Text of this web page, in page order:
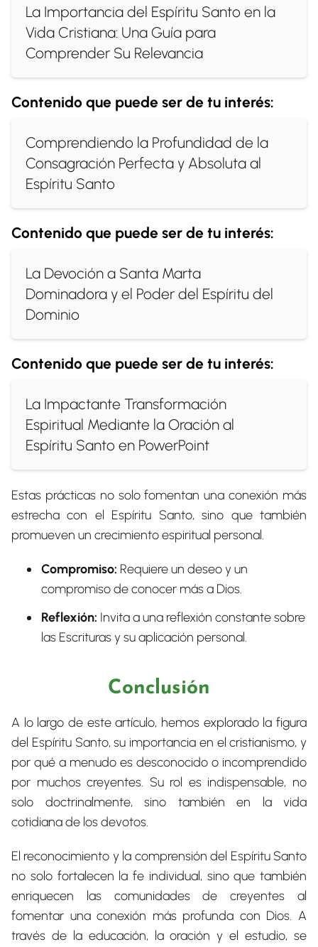
La Importancia del Espíritu Santo en la
Vida Cristiana: Una Guía para
Comprender Su Relevancia
Contenido que puede ser de tu interés:
Comprendiendo la Profundidad de la
Consagración Perfecta y Absoluta al
Espíritu Santo
Contenido que puede ser de tu interés:
La Devoción a Santa Marta
Dominadora y el Poder del Espíritu del
Dominio
Contenido que puede ser de tu interés:
La Impactante Transformación
Espiritual Mediante la Oración al
Espíritu Santo en PowerPoint
Estas prácticas no solo fomentan una conexión más
estrecha con el Espíritu Santo, sino que también
promueven un crecimiento espiritual personal.
Compromiso: Requiere un deseo y un
compromiso de conocer más a Dios.
Reflexión: Invita a una reflexión constante sobre
las Escrituras y su aplicación personal.
Conclusión
A lo largo de este artículo, hemos explorado la figura
del Espíritu Santo, su importancia en el cristianismo, y
por qué a menudo es desconocido o incomprendido
por muchos creyentes. Su rol es indispensable, no
solo doctrinalmente, sino también en la vida
cotidiana de los devotos.
El reconocimiento y la comprensión del Espíritu Santo
no solo fortalecen la fe individual, sino que también
enriquecen las comunidades de creyentes al
fomentar una conexión más profunda con Dios. A
través de la educación, la oración y el estudio, se